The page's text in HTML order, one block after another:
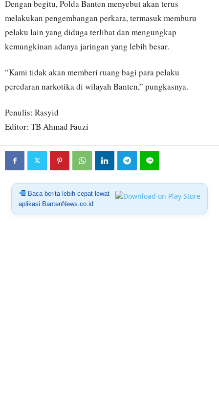
Dengan begitu, Polda Banten menyebut akan terus
melakukan pengembangan perkara, termasuk memburu
pelaku lain yang diduga terlibat dan mengungkap
kemungkinan adanya jaringan yang lebih besar.
“Kami tidak akan memberi ruang bagi para pelaku
peredaran narkotika di wilayah Banten,” pungkasnya.
Penulis: Rasyid
Editor: TB Ahmad Fauzi
Baca berita lebih cepat lewat
aplikasi BantenNews.co.id